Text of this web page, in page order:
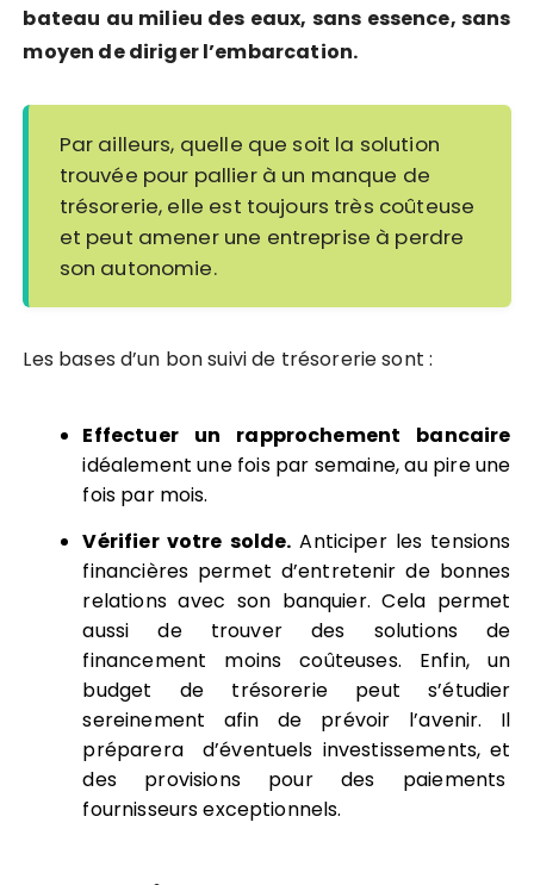
bateau au milieu des eaux, sans essence, sans
moyen de diriger l’embarcation.
Par ailleurs, quelle que soit la solution
trouvée pour pallier à un manque de
trésorerie, elle est toujours très coûteuse
et peut amener une entreprise à perdre
son autonomie.
Les bases d’un bon suivi de trésorerie sont :
Effectuer un rapprochement bancaire
idéalement une fois par semaine, au pire une
fois par mois.
Vérifier votre solde. Anticiper les tensions
financières permet d’entretenir de bonnes
relations avec son banquier. Cela permet
aussi de trouver des solutions de
financement moins coûteuses. Enfin, un
budget de trésorerie peut s’étudier
sereinement afin de prévoir l’avenir. Il
préparera d’éventuels investissements, et
des provisions pour des paiements
fournisseurs exceptionnels.